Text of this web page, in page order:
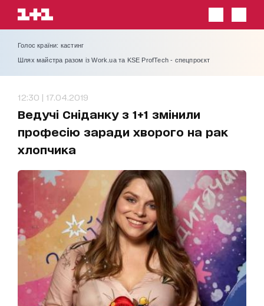
Голос країни: кастинг
Шлях майстра разом із Work.ua та KSE ProfTech - спецпроєкт
12:30 | 17.04.2019
Ведучі Сніданку з 1+1 змінили
професію заради хворого на рак
хлопчика